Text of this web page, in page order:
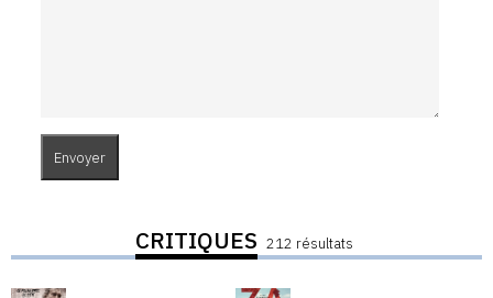
CRITIQUES 212 résultats